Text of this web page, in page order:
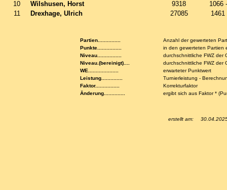
10
Wilshusen, Horst 9318
1066
11
Drexhage, Ulrich 27085
Partien...............
Anzahl der gewerteten
Punkte................
in den gewerteten Partien
Niveau................
durchschnittliche FWZ der
Niveau.(bereinigt)....
durchschnittliche FWZ der
WE....................
erwarteter Punktwert
Leistung..............
Turnierleistung -
Faktor................
Korrekturfaktor
Änderung..............
ergibt sich aus Faktor *
erstellt am: